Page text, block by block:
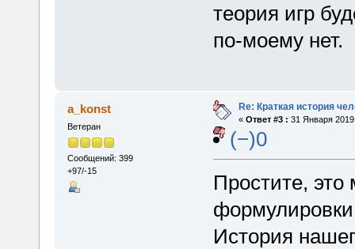
теория игр
по-моему нет.
a_konst
Ветеран
Сообщений: 399
+97/-15
Re: Краткая история
« Ответ #3 : 31 Января
(−)0
Простите, это
История